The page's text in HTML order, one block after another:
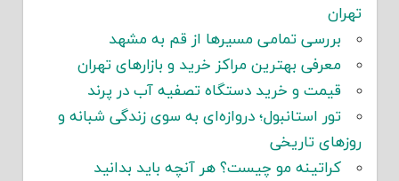
تهران
بررسی تمامی مسیرها از قم به مشهد
معرفی بهترین مراکز خرید و بازارهای تهران
قیمت و خرید دستگاه تصفیه آب در پرند
تور استانبول؛ دروازه‌ای به سوی زندگی شبانه و
روزهای تاریخی
کراتینه مو چیست؟ هر آنچه باید بدانید